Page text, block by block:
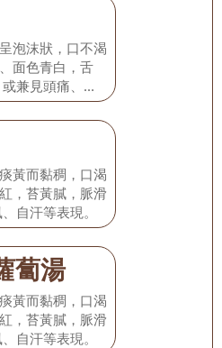
泡沫狀，口不渴
面色青白，舌
兼見頭痛、惡
黃而黏稠，口渴
，苔黃膩，脈滑
自汗等表現。
蔔湯
黃而黏稠，口渴
，苔黃膩，脈滑
自汗等表現。